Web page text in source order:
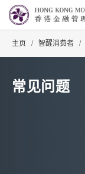
主页 / 智醒消费者 /
常见问题